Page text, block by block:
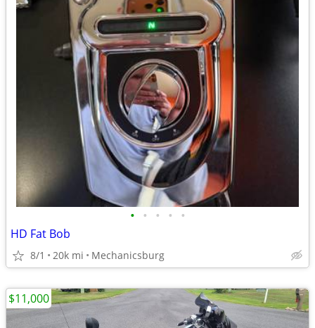
• • • • •
HD Fat Bob
8/1 20k mi Mechanicsburg
$11,000